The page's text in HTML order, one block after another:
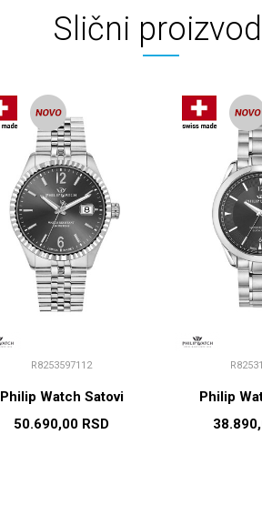
Slični
R8253597112
Philip Watch Satovi
50.690,00 RSD
Philip